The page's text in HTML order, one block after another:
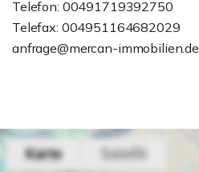
Telefon: 00491719392750
Telefax: 004951164682029
anfrage@mercan-immobilien.de